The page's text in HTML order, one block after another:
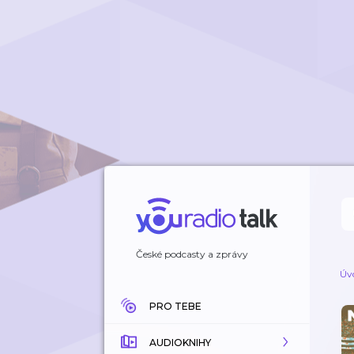
České podcasty a zprávy
PRO TEBE
AUDIOKNIHY